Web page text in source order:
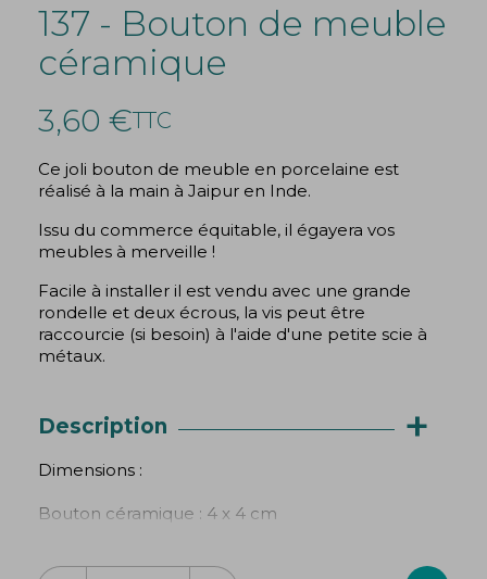
137 - Bouton de meuble
céramique
3,60 €TTC
Ce joli bouton de meuble en porcelaine est
réalisé à la main à Jaipur en Inde.
Issu du commerce équitable, il égayera vos
meubles à merveille !
Facile à installer il est vendu avec une grande
rondelle et deux écrous, la vis peut être
raccourcie (si besoin) à l'aide d'une petite scie à
métaux.
Description +
Dimensions :
Bouton céramique : 4 x 4 cm